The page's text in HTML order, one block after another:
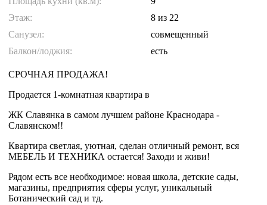
Этаж:
8 из 22
Санузел:
совмещенный
Балкон/лоджия:
есть
СРОЧНАЯ ПРОДАЖА!
Продается 1-комнатная квартира в
ЖК Славянка в самом лучшем районе Краснодара -
Славянском!!
Квартира светлая, уютная, сделан отличный ремонт, вся
МЕБЕЛЬ И ТЕХНИКА остается! Заходи и живи!
Рядом есть все необходимое: новая школа, детские сады,
магазины, предприятия сферы услуг, уникальный
Ботанический сад и тд.